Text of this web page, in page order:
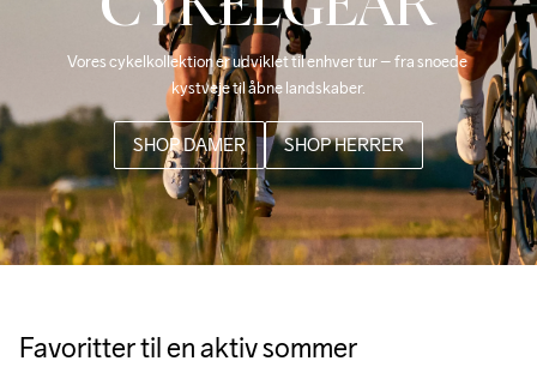
Vores cykelkollektion er udviklet til enhver tur – fra snoede
kystveje til åbne landskaber.
SHOP DAMER SHOP HERRER
Favoritter til en aktiv sommer